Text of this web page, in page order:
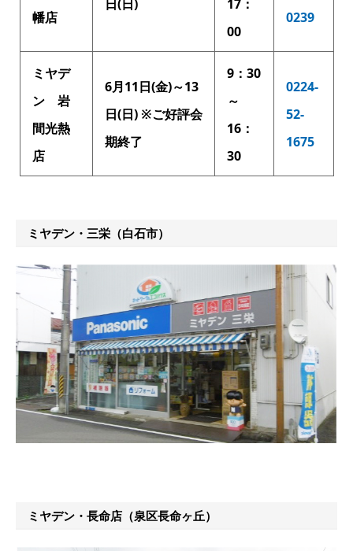
幡店
日(日)
17：
00
0239
ミヤデ
ン 岩
間光熱
店
6月11日(金)～13
日(日) ※ご好評会
期終了
9：30
～
16：
30
0224-
52-
1675
ミヤデン・三栄（白石市）
ミヤデン・長命店（泉区長命ヶ丘）